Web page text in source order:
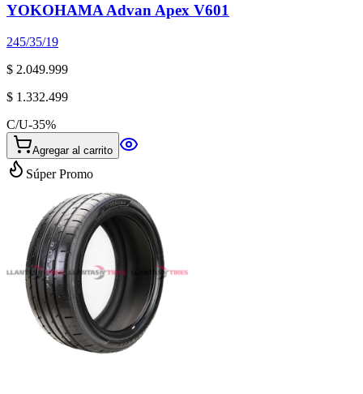
YOKOHAMA Advan Apex V601
245/35/19
$ 2.049.999
$ 1.332.499
C/U-35%
Agregar al carrito
Súper Promo